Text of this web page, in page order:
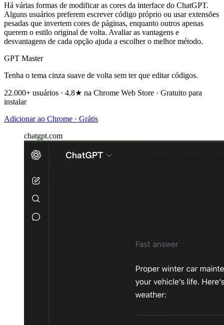
Há várias formas de modificar as cores da interface do ChatGPT.
Alguns usuários preferem escrever código próprio ou usar extensões
pesadas que invertem cores de páginas, enquanto outros apenas
querem o estilo original de volta. Avaliar as vantagens e
desvantagens de cada opção ajuda a escolher o melhor método.
GPT Master
Tenha o tema cinza suave de volta sem ter que editar códigos.
22.000+ usuários · 4,8★ na Chrome Web Store · Gratuito para
instalar
Adicionar ao Chrome · Grátis
chatgpt.com